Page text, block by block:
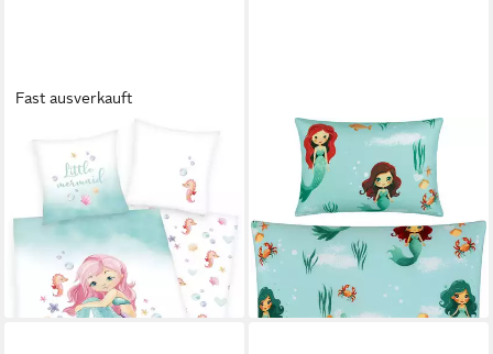
Fast ausverkauft
Wendebettwäsche Little
Mermaid, Renforcé, 2 teilig,
mit liebevollem Motiv
ab 36,24 €
lieferbar - in 2-3 Werktagen bei dir
REDBEST
Kinderbettwäsche Kinder-
Bettwäsche, Renforcé,
Renforcé Motiv: Meerjungfrau
ab 23,99 €
33,99 €
-29%
lieferbar - in 3-4 Werktagen bei dir